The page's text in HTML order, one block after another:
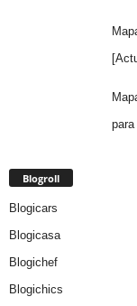
Blogroll
Blogicars
Blogicasa
Blogichef
Blogichics